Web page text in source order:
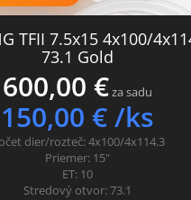
TFII 7.5x15 4x100/
73.1 Gold
600,00 €za sadu
150,00 € /ks
dier/rozteč:4x100/4x114.3
Priemer: 15"
ET: 10
Stredový otvor:73.1